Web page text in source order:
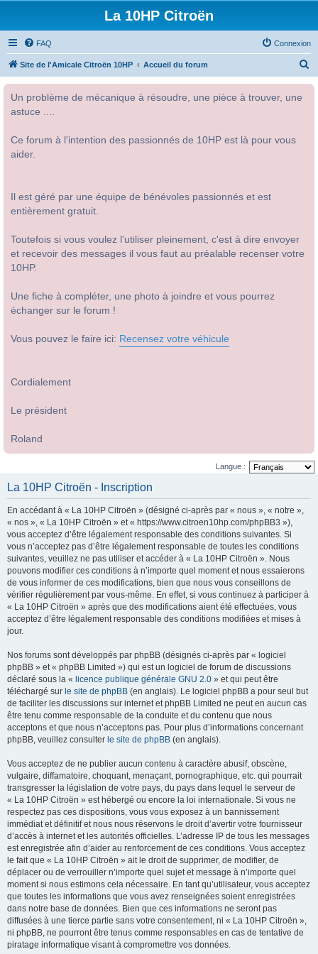
La 10HP Citroën
FAQ Connexion
Site de l'Amicale Citroën 10HP Accueil du forum
Un problème de mécanique à résoudre, une pièce à trouver, une
astuce ....
Ce forum à l'intention des passionnés de 10HP est là pour vous
aider.
Il est géré par une équipe de bénévoles passionnés et est
entièrement gratuit.
Toutefois si vous voulez l'utiliser pleinement, c'est à dire envoyer
et recevoir des messages il vous faut au préalable recenser votre
10HP.
Une fiche à compléter, une photo à joindre et vous pourrez
échanger sur le forum !
Vous pouvez le faire ici: Recensez votre véhicule
Cordialement
Le président
Roland
Langue :
La 10HP Citroën - Inscription
En accédant à « La 10HP Citroën » (désigné ci-après par « nous », « notre »,
« nos », « La 10HP Citroën » et « https://www.citroen10hp.com/phpBB3 »),
vous acceptez d’être légalement responsable des conditions suivantes. Si
vous n’acceptez pas d’être légalement responsable de toutes les conditions
suivantes, veuillez ne pas utiliser et accéder à « La 10HP Citroën ». Nous
pouvons modifier ces conditions à n’importe quel moment et nous essaierons
de vous informer de ces modifications, bien que nous vous conseillons de
vérifier régulièrement par vous-même. En effet, si vous continuez à participer à
« La 10HP Citroën » après que des modifications aient été effectuées, vous
acceptez d’être légalement responsable des conditions modifiées et mises à
jour.
Nos forums sont développés par phpBB (désignés ci-après par « logiciel
phpBB » et « phpBB Limited ») qui est un logiciel de forum de discussions
déclaré sous la « licence publique générale GNU 2.0 » et qui peut être
téléchargé sur le site de phpBB (en anglais). Le logiciel phpBB a pour seul but
de faciliter les discussions sur internet et phpBB Limited ne peut en aucun cas
être tenu comme responsable de la conduite et du contenu que nous
acceptons et que nous n’acceptons pas. Pour plus d’informations concernant
phpBB, veuillez consulter le site de phpBB (en anglais).
Vous acceptez de ne publier aucun contenu à caractère abusif, obscène,
vulgaire, diffamatoire, choquant, menaçant, pornographique, etc. qui pourrait
transgresser la législation de votre pays, du pays dans lequel le serveur de
« La 10HP Citroën » est hébergé ou encore la loi internationale. Si vous ne
respectez pas ces dispositions, vous vous exposez à un bannissement
immédiat et définitif et nous nous réservons le droit d’avertir votre fournisseur
d’accès à internet et les autorités officielles. L’adresse IP de tous les messages
est enregistrée afin d’aider au renforcement de ces conditions. Vous acceptez
le fait que « La 10HP Citroën » ait le droit de supprimer, de modifier, de
déplacer ou de verrouiller n’importe quel sujet et message à n’importe quel
moment si nous estimons cela nécessaire. En tant qu’utilisateur, vous acceptez
que toutes les informations que vous avez renseignées soient enregistrées
dans notre base de données. Bien que ces informations ne seront pas
diffusées à une tierce partie sans votre consentement, ni « La 10HP Citroën »,
ni phpBB, ne pourront être tenus comme responsables en cas de tentative de
piratage informatique visant à compromettre vos données.